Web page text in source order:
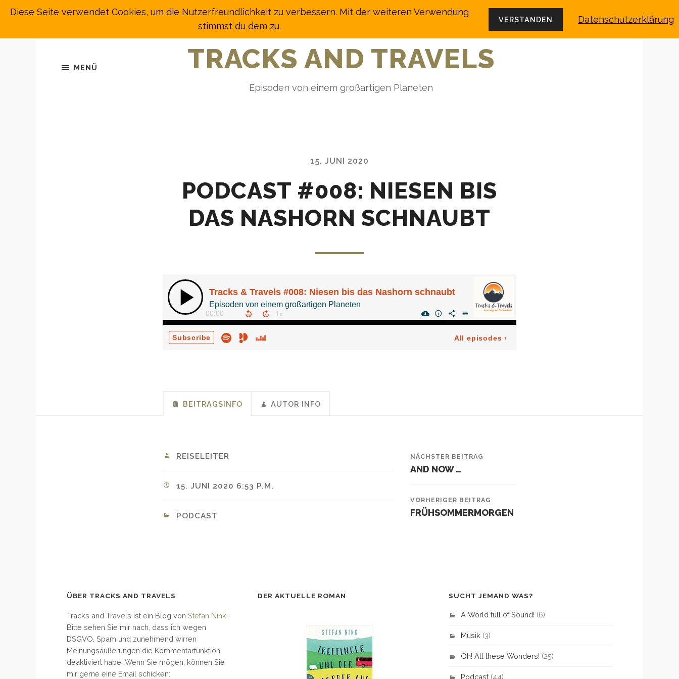
MENÜ TRACKS AND TRAVELS
Episoden von einem großartigen Planeten
15. JUNI 2020
PODCAST #008: NIESEN BIS
DAS NASHORN SCHNAUBT
BEITRAGSINFO AUTOR INFO
REISELEITER
15. JUNI 2020 6:53 P.M.
PODCAST
NÄCHSTER BEITRAG
AND NOW …
VORHERIGER BEITRAG
FRÜHSOMMERMORGEN
ÜBER TRACKS AND TRAVELS
Tracks and Travels ist ein Blog von Stefan Nink
Bitte sehen Sie mir nach, dass ich wegen
DSGVO, Spam und zunehmend wirren
Meinungsäußerungen die Kommentarfunktion
deaktiviert habe. Wenn Sie mögen, können Sie
mir gerne eine Email schicken:
DER AKTUELLE ROMAN SUCHT JEMAND WAS?
A World full of Sound! (6)
Musik (3)
Oh! All these Wonders! (25)
Podcast (44)
Diese Seite verwendet Cookies, um die Nutzerfreundlichkeit zu verbessern. Mit der weiteren Verwendung
stimmst du dem zu.
VERSTANDEN Datenschutzerklärung